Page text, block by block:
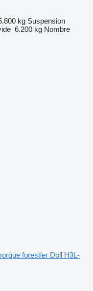
kg Suspension
6.200 kg Nombre
forestier Doll H3L-